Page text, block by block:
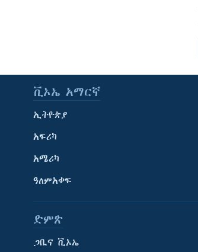
ቪኦኤ አማርኛ
ኢትዮጵያ
አፍሪካ
አሜሪካ
ዓለምአቀፍ
ድምጽ
ጋቢና ቪኦኤ